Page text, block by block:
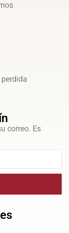
correo. Es